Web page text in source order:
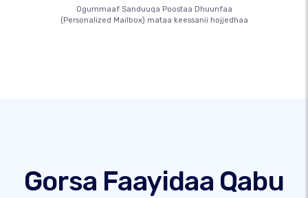
Ogummaaf Sanduuqa Poostaa Dhuunfaa
(Personalized Mailbox) mataa keessanii hojjedhaa
Gorsa Faayidaa Qabu